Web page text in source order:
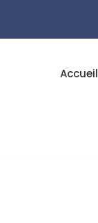
Accueil